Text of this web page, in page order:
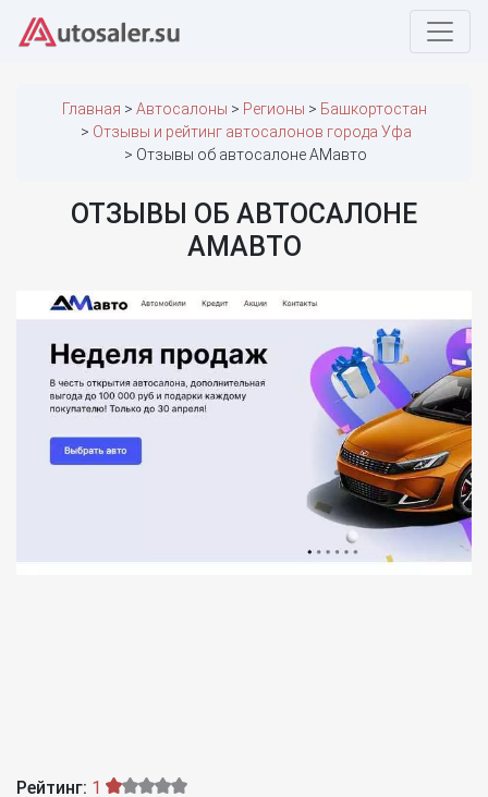
Главная Автосалоны Регионы
Башкортостан
Отзывы и рейтинг автосалонов города Уфа
Отзывы об автосалоне АМавто
ОТЗЫВЫ ОБ АВТОСАЛОНЕ
АМАВТО
Рейтинг: 1